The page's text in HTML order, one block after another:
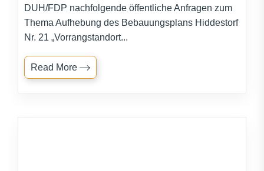
DUH/FDP nachfolgende öffentliche Anfragen zum
Thema Aufhebung des Bebauungsplans Hiddestorf
Nr. 21 „Vorrangstandort...
Read More